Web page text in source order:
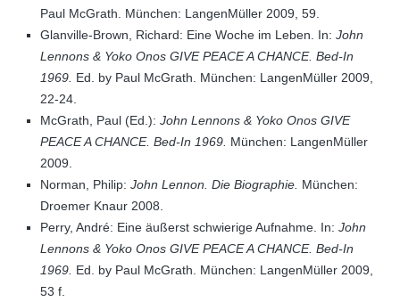
Paul McGrath. München: LangenMüller 2009, 59.
Glanville-Brown, Richard: Eine Woche im Leben. In: John
Lennons & Yoko Onos GIVE PEACE A CHANCE. Bed-In
1969. Ed. by Paul McGrath. München: LangenMüller 2009,
22-24.
McGrath, Paul (Ed.): John Lennons & Yoko Onos GIVE
PEACE A CHANCE. Bed-In 1969. München: LangenMüller
2009.
Norman, Philip: John Lennon. Die Biographie. München:
Droemer Knaur 2008.
Perry, André: Eine äußerst schwierige Aufnahme. In: John
Lennons & Yoko Onos GIVE PEACE A CHANCE. Bed-In
1969. Ed. by Paul McGrath. München: LangenMüller 2009,
53 f.